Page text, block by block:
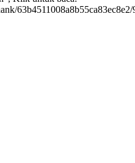
63b4511008a8b55ca83ec8e2/